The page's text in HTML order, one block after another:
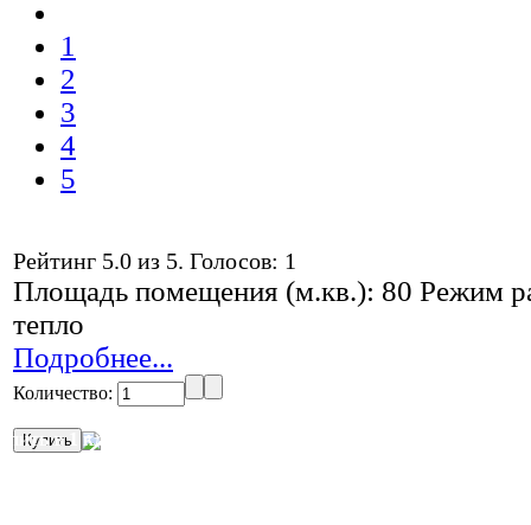
1
2
3
4
5
Рейтинг 5.0 из 5. Голосов: 1
Площадь помещения (м.кв.): 80 Режим
тепло
Подробнее...
Количество:
в 1 клик